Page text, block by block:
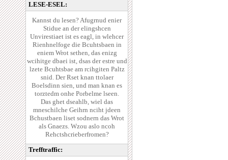
LESE-ESEL:
Kannst du lesen? Afugrnud enier
Stidue an der elingshcen
Unvirestiaet ist es eagl, in wlehcer
Rienhnelfoge die Bcuhtsbaen in
eniem Wrot sethen, das enizg
wcihitge dbaei ist, dsas der estre und
lzete Bcuhtsbae am rcihgiten Paltz
snid. Der Rset knan ttolaer
Boelsdinn sien, und man knan es
torztedm onhe Porbelme lseen.
Das ghet dseahlb, wiel das
mneschilche Geihrn nciht jdeen
Bchustbaen liset sodnern das Wrot
als Gnaezs. Wzou aslo ncoh
Rehctshcrieberfromen?
Trefftraffic: